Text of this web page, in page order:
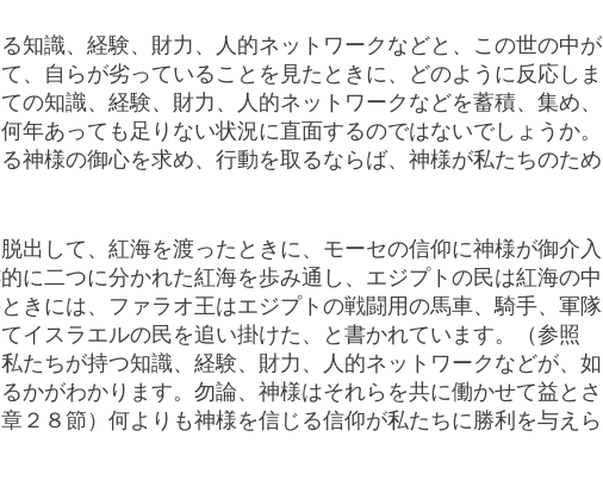
知識、経験、財力、人的ネットワークなどと、この世の中が
、自らが劣っていることを見たときに、どのように反応しま
の知識、経験、財力、人的ネットワークなどを蓄積、集め、
年あっても足りない状況に直面するのではないでしょうか。
神様の御心を求め、行動を取るならば、神様が私たちのため
出して、紅海を渡ったときに、モーセの信仰に神様が御介入
に二つに分かれた紅海を歩み通し、エジプトの民は紅海の中
きには、ファラオ王はエジプトの戦闘用の馬車、騎手、軍隊
イスラエルの民を追い掛けた、と書かれています。（参照
たちが持つ知識、経験、財力、人的ネットワークなどが、如
かがわかります。勿論、神様はそれらを共に働かせて益とさ
２８節）何よりも神様を信じる信仰が私たちに勝利を与えら